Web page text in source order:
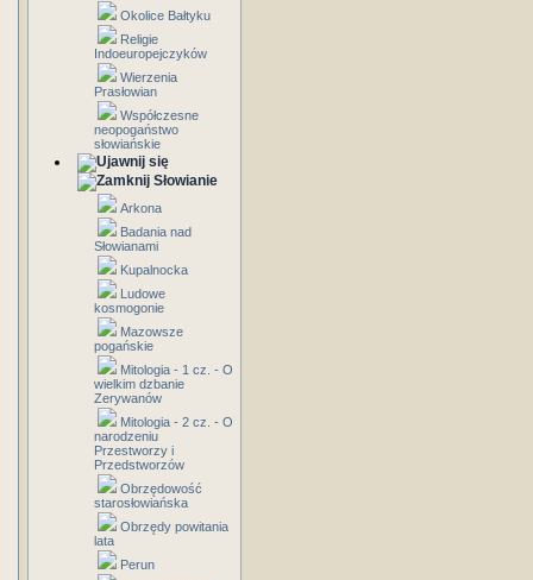
Okolice Bałtyku
Religie
Indoeuropejczyków
Wierzenia
Prasłowian
Współczesne
neopogaństwo
słowiańskie
Słowianie
Arkona
Badania nad
Słowianami
Kupalnocka
Ludowe
kosmogonie
Mazowsze
pogańskie
Mitologia - 1 cz. - O
wielkim dzbanie
Zerywanów
Mitologia - 2 cz. - O
narodzeniu
Przestworzy i
Przedstworzów
Obrzędowość
starosłowiańska
Obrzędy powitania
lata
Perun